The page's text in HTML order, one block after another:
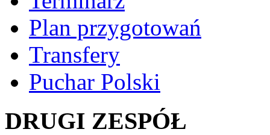
Plan przygotowań
Transfery
Puchar Polski
DRUGI ZESPÓŁ